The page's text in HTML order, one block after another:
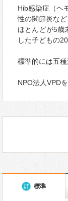
Hib感染症（ヘ
性の関節炎な
ほとんどが5歳
した子どもの
標準的には五
NPO法人VPD
標準